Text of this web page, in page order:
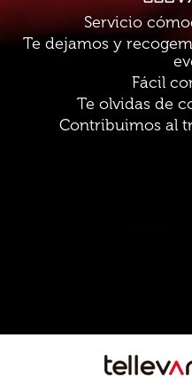
Servicio
Te dejamos y
Fácil
Te olvidas de
Contribuimos al